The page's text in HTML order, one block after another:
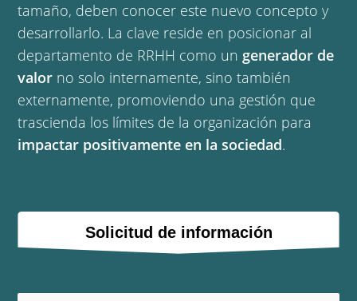
tamaño, deben conocer este nuevo concepto y
desarrollarlo. La clave reside en posicionar al
departamento de RRHH como un generador de
valor no solo internamente, sino también
externamente, promoviendo una gestión que
trascienda los límites de la organización para
impactar positivamente en la sociedad.
Solicitud de información